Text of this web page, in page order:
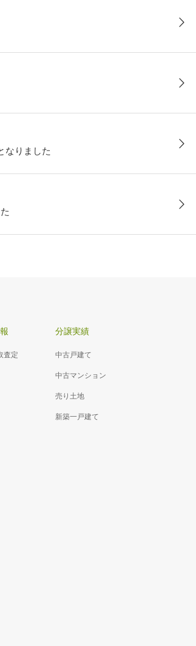
なりました
査定
分譲実績
中古戸建て
中古マンション
売り土地
新築一戸建て